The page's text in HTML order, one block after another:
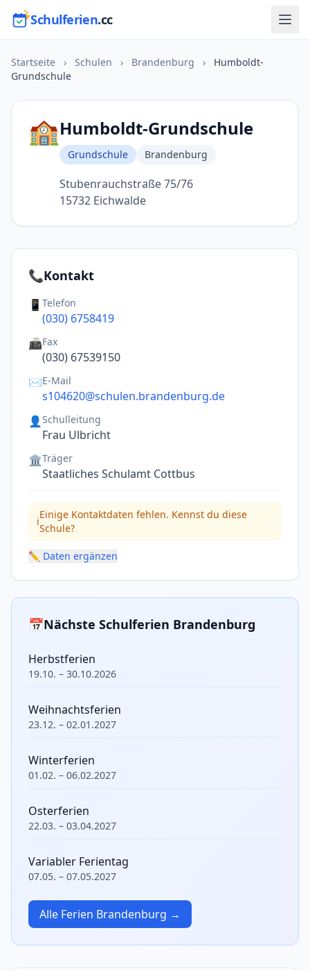
Schulferien.cc
Startseite › Schulen › Brandenburg ›
Humboldt-
Grundschule
🏫Humboldt-Grundschule
Grundschule Brandenburg
Stubenrauchstraße 75/76
15732 Eichwalde
📞Kontakt
📱 Telefon
(030) 6758419
📠Fax
(030) 67539150
✉️E-Mail
s104620@schulen.brandenburg.de
👤 Schulleitung
Frau Ulbricht
🏛️Träger
Staatliches Schulamt Cottbus
ℹ️
Einige Kontaktdaten fehlen. Kennst du diese
Schule?
✏️ Daten ergänzen
📅Nächste Schulferien Brandenburg
Herbstferien
19.10. – 30.10.2026
Weihnachtsferien
23.12. – 02.01.2027
Winterferien
01.02. – 06.02.2027
Osterferien
22.03. – 03.04.2027
Variabler Ferientag
07.05. – 07.05.2027
Alle Ferien Brandenburg →